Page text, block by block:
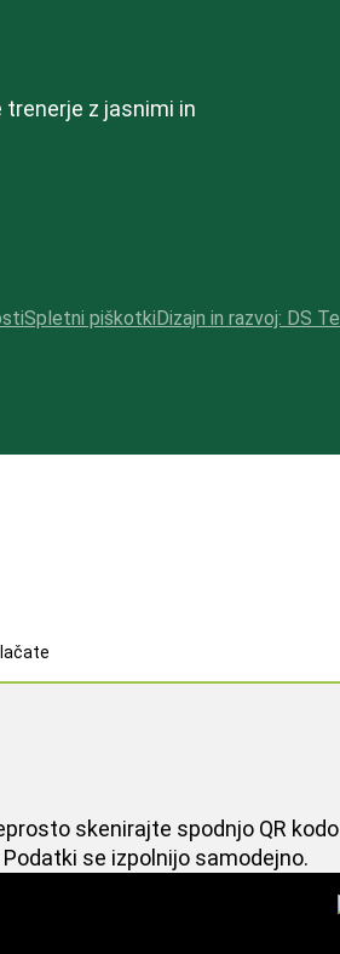
z jasnimi in
Spletni piškotkiDizajn in razvoj: DS
skenirajte spodnjo QR
se izpolnijo samodejno.